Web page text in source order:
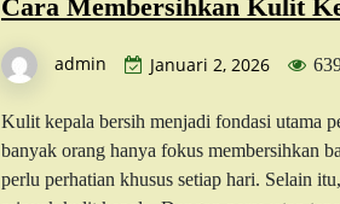
Cara Membersihkan Kulit
admin Januari 2, 2026
Kulit kepala bersih menjadi fondasi utama
banyak orang hanya fokus membersihkan
perlu perhatian khusus setiap hari. Selain